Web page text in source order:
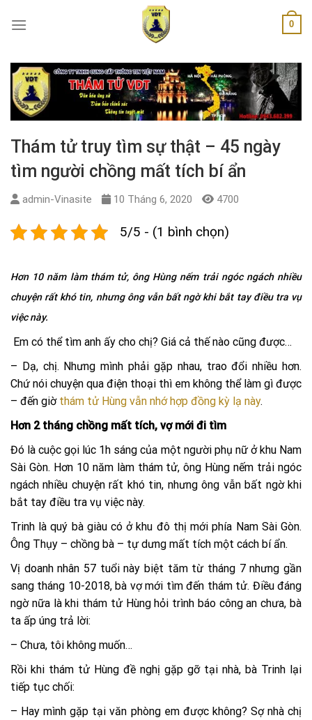
0
Thám tử truy tìm sự thật – 45 ngày
tìm người chồng mất tích bí ẩn
admin-Vinasite 10 Tháng 6, 2020 4700
5/5 - (1 bình chọn)
Hơn 10 năm làm thám tử, ông Hùng nếm trải ngóc ngách nhiều
chuyện rất khó tin, nhưng ông vẫn bất ngờ khi bắt tay điều tra vụ
việc này.
Em có thể tìm anh ấy cho chị? Giá cả thế nào cũng được…
– Dạ, chị. Nhưng mình phải gặp nhau, trao đổi nhiều hơn.
Chứ nói chuyện qua điện thoại thì em không thể làm gì được
– đến giờ thám tử Hùng vẫn nhớ hợp đồng kỳ lạ này.
Hơn 2 tháng chồng mất tích, vợ mới đi tìm
Đó là cuộc gọi lúc 1h sáng của một người phụ nữ ở khu Nam
Sài Gòn. Hơn 10 năm làm thám tử, ông Hùng nếm trải ngóc
ngách nhiều chuyện rất khó tin, nhưng ông vẫn bất ngờ khi
bắt tay điều tra vụ việc này.
Trinh là quý bà giàu có ở khu đô thị mới phía Nam Sài Gòn.
Ông Thụy – chồng bà – tự dưng mất tích một cách bí ẩn.
Vị doanh nhân 57 tuổi này biệt tăm từ tháng 7 nhưng gần
sang tháng 10-2018, bà vợ mới tìm đến thám tử. Điều đáng
ngờ nữa là khi thám tử Hùng hỏi trình báo công an chưa, bà
ta ấp úng trả lời:
– Chưa, tôi không muốn…
Rồi khi thám tử Hùng đề nghị gặp gỡ tại nhà, bà Trinh lại
tiếp tục chối:
– Hay mình gặp tại văn phòng em được không? Sợ nhà chị